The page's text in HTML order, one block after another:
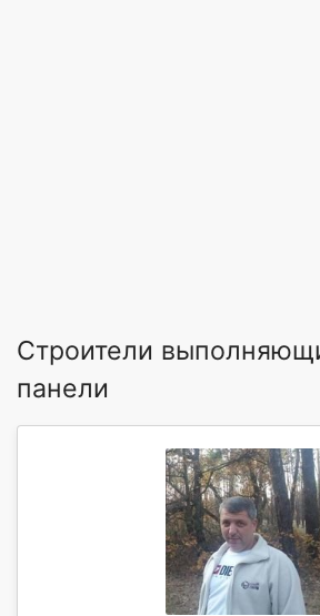
Строители
панели